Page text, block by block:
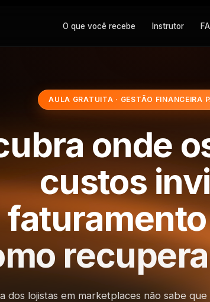
O que você recebe Instrutor
AULA GRATUITA · GESTÃO FINANCEIRA
onde
custos
dos lojistas em marketplaces não sabe